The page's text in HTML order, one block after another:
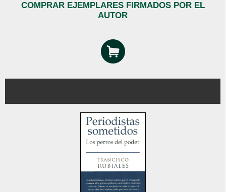
COMPRAR EJEMPLARES FIRMADOS POR EL
AUTOR